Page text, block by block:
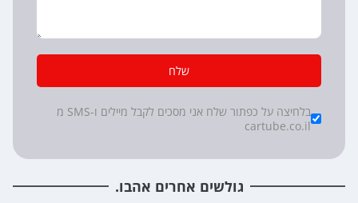
שלח
Checkboxes
*
בלחיצה על כפתור שלח אני מסכים לקבל מיילים ו-SMS מ
cartube.co.il
גולשים אחרים אהבו.